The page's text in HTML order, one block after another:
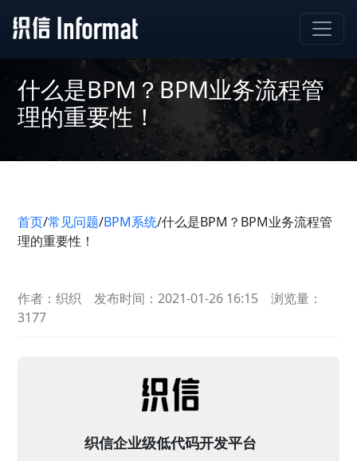
什么是BPM？BPM业务流程管
理的重要性！
首页/常见问题/BPM系统/什么是BPM？BPM业务流程管
理的重要性！
作者：织织 发布时间：2021-01-26 16:15
浏览量：
3177
织信企业级低代码开发平台